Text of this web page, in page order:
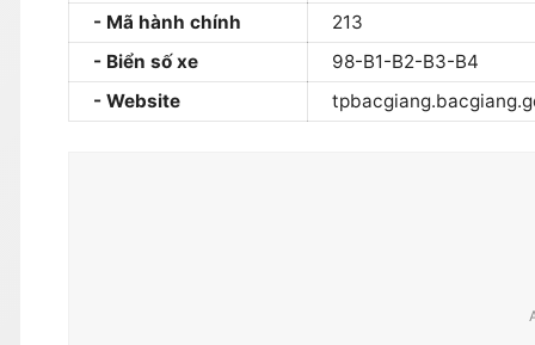
Mã hành chính
213
Biển số xe
98-B1-B2-B3-B4
Website